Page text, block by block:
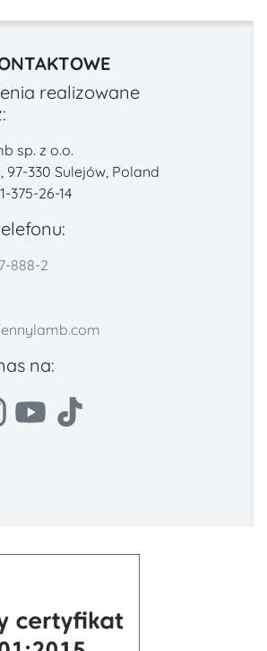
realizowane
sp. z o.o.
97-330 Sulejów, Poland
375-26-14
888-2
na: